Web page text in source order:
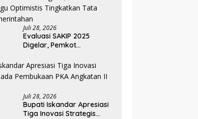
Juli 28, 2026
Evaluasi SAKIP 2025
Digelar, Pemkot
Tingkatkan Tata Kelola
Pemerintahan
Juli 28, 2026
Bupati Iskandar Apresiasi
Tiga Inovasi Strategis